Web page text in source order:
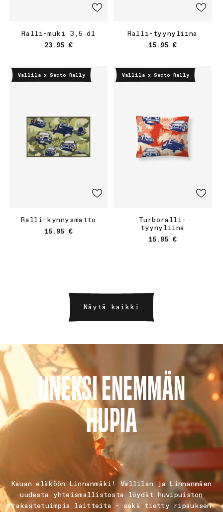
Ralli-muki 3,5 dl
Normaalihinta
23.95 €
Ralli-tyynyliina
Normaalihinta
15.95 €
Ralli-kynnysmatto
Normaalihinta
15.95 €
Vallila x Secto Rally
Turboralli-
tyynyliina
Normaalihinta
15.95 €
Vallila x Secto Rally
Näytä kaikki
UNEKSI ENEMMÄN
HUPIA
Kauan eläköön Linnanmäki! Vallilan ja Linnanmäen
uudesta yhteismallistosta löydät huvipuiston
rakastetuimpia laitteita – sekä tietty ripauksen